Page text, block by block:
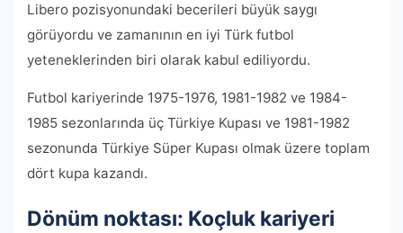
Libero pozisyonundaki becerileri büyük saygı
görüyordu ve zamanının en iyi Türk futbol
yeteneklerinden biri olarak kabul ediliyordu.
Futbol kariyerinde 1975-1976, 1981-1982 ve 1984-
1985 sezonlarında üç Türkiye Kupası ve 1981-1982
sezonunda Türkiye Süper Kupası olmak üzere toplam
dört kupa kazandı.
Dönüm noktası: Koçluk kariyeri